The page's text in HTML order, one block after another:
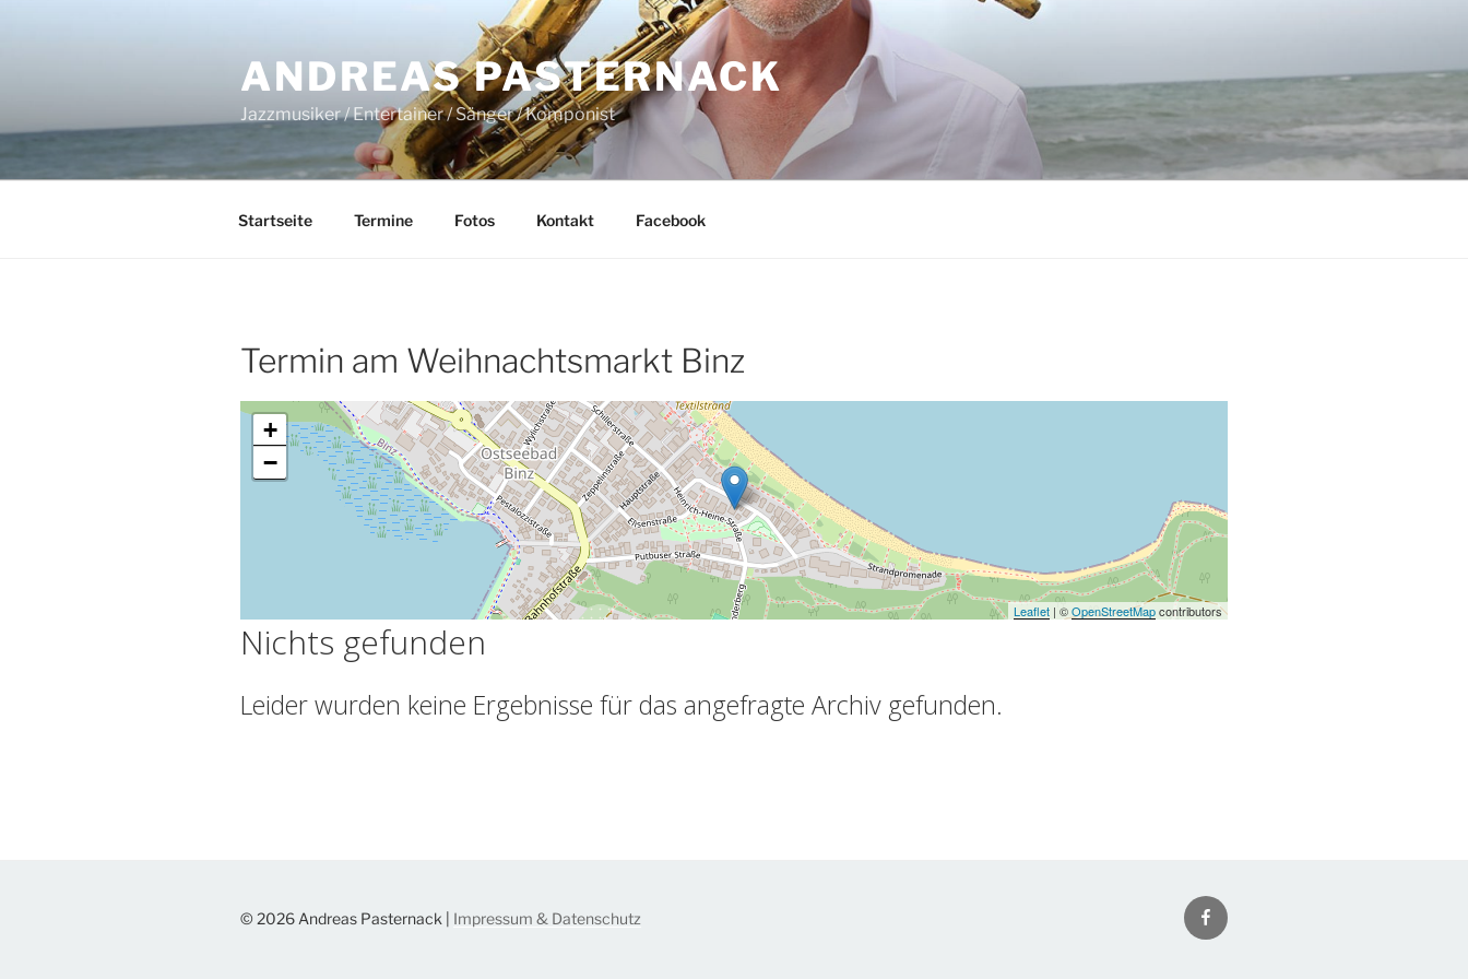
ANDREAS PASTERNACK
Jazzmusiker / Entertainer / Sänger / Komponist
Startseite Termine Fotos Kontakt Facebook
Termin am Weihnachtsmarkt Binz
+
−
Leaflet | ©OpenStreetMapcontributors
Nichts gefunden
Leider wurden keine Ergebnisse für das angefragte Archiv gefunden.
Facebook
© 2026 Andreas Pasternack | Impressum & Datenschutz